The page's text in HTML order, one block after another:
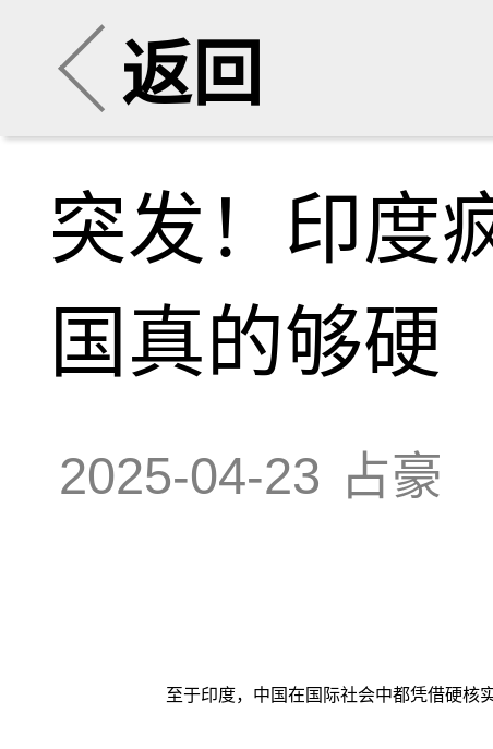
返回
突发！印度
国真的够硬
2025-04-23 占豪
至于印度，中国在国际社会中都凭借硬核